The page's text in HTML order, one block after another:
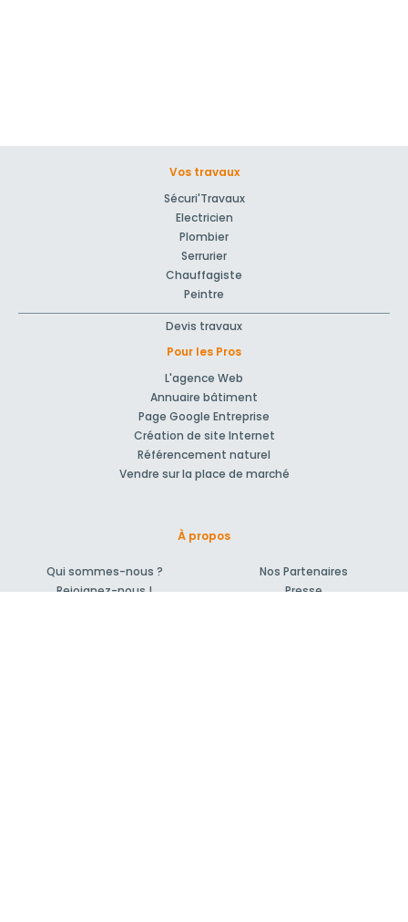
Vos travaux
Sécuri'Travaux
Electricien
Plombier
Serrurier
Chauffagiste
Peintre
Devis travaux
Pour les Pros
L'agence Web
Annuaire bâtiment
Page Google Entreprise
Création de site Internet
Référencement naturel
Vendre sur la place de marché
À propos
Qui sommes-nous ?
Rejoignez-nous !
Nos Partenaires
Presse